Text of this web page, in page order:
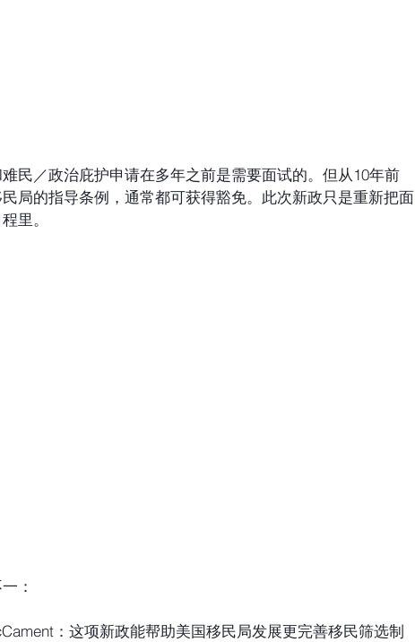
民／政治庇护申请在多年之前是需要面试的。但从10年前
局的指导条例，通常都可获得豁免。此次新政只是重新把面
里。
：
：这项新政能帮助美国移民局发展更完善移民筛选制